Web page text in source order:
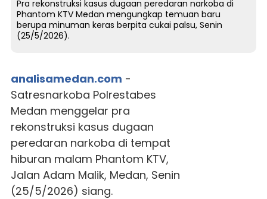
Pra rekonstruksi kasus dugaan peredaran narkoba di
Phantom KTV Medan mengungkap temuan baru
berupa minuman keras berpita cukai palsu, Senin
(25/5/2026).
analisamedan.com -
Satresnarkoba Polrestabes
Medan menggelar pra
rekonstruksi kasus dugaan
peredaran narkoba di tempat
hiburan malam Phantom KTV,
Jalan Adam Malik, Medan, Senin
(25/5/2026) siang.